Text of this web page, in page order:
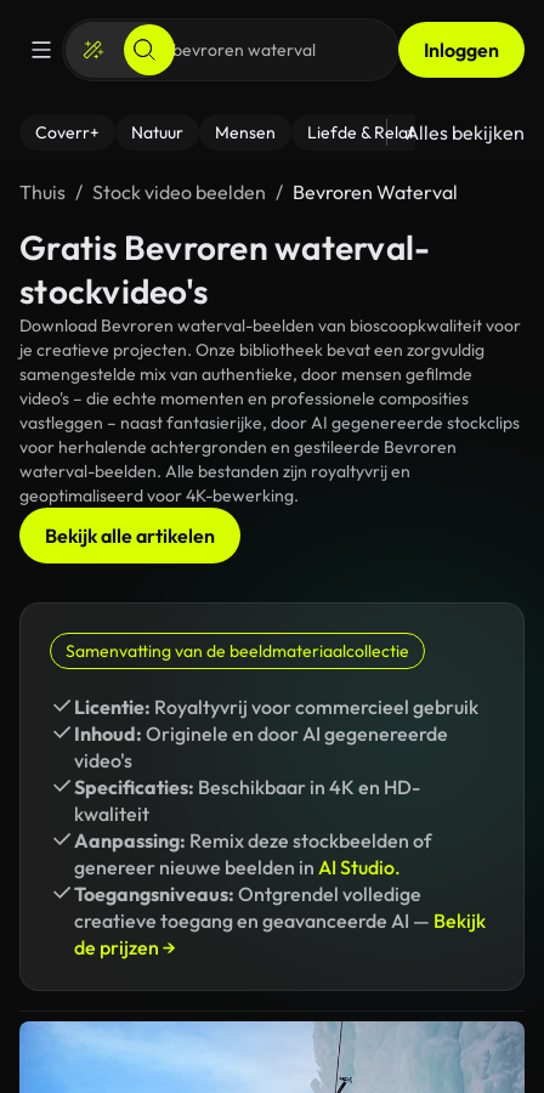
Inloggen
Coverr+ Natuur Mensen Liefde & Relaties - Fitness
Alles bekijken
Thuis Stock video beelden Bevroren Waterval
Gratis Bevroren waterval-
stockvideo's
Download Bevroren waterval-beelden van bioscoopkwaliteit voor
je creatieve projecten. Onze bibliotheek bevat een zorgvuldig
samengestelde mix van authentieke, door mensen gefilmde
video's – die echte momenten en professionele composities
vastleggen – naast fantasierijke, door AI gegenereerde stockclips
voor herhalende achtergronden en gestileerde Bevroren
waterval-beelden. Alle bestanden zijn royaltyvrij en
geoptimaliseerd voor 4K-bewerking.
Bekijk alle artikelen
Samenvatting van de beeldmateriaalcollectie
Licentie: Royaltyvrij voor commercieel gebruik
Inhoud: Originele en door AI gegenereerde
video's
Specificaties: Beschikbaar in 4K en HD-
kwaliteit
Aanpassing: Remix deze stockbeelden of
genereer nieuwe beelden in AI Studio.
Toegangsniveaus: Ontgrendel volledige
creatieve toegang en geavanceerde AI — Bekijk
de prijzen →